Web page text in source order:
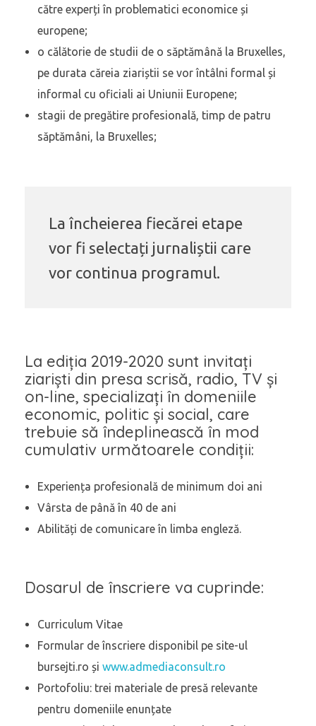
către experți în problematici economice și
europene;
o călătorie de studii de o săptămână la Bruxelles,
pe durata căreia ziariștii se vor întâlni formal și
informal cu oficiali ai Uniunii Europene;
stagii de pregătire profesională, timp de patru
săptămâni, la Bruxelles;
La încheierea fiecărei etape
vor fi selectați jurnaliștii care
vor continua programul.
La ediția 2019-2020 sunt invitați
ziariști din presa scrisă, radio, TV și
on-line, specializați în domeniile
economic, politic și social, care
trebuie să îndeplinească în mod
cumulativ următoarele condiții:
Experiența profesională de minimum doi ani
Vârsta de până în 40 de ani
Abilități de comunicare în limba engleză.
Dosarul de înscriere va cuprinde:
Curriculum Vitae
Formular de înscriere disponibil pe site-ul
bursejti.ro și www.admediaconsult.ro
Portofoliu: trei materiale de presă relevante
pentru domeniile enunțate